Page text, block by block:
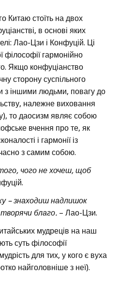
Китаю стоїть на двох
в основі яких
Лао-Цзи і Конфуцій. Ці
філософії гармонійно
Якщо конфуціанство
сторону суспільного
з іншими людьми, повагу до
належне виховання
то даосизм являє собою
вчення про те, як
і гармонії із
з самим собою.
чого не хочеш, щоб
– знаходиш надлишок
благо. – Лао-Цзи.
мудреців на наш
суть філософії
для тих, у кого є вуха
найголовніше з неї).